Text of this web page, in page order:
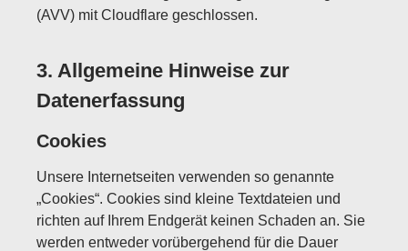
(AVV) mit Cloudflare geschlossen.
3. Allgemeine Hinweise zur
Datenerfassung
Cookies
Unsere Internetseiten verwenden so genannte
„Cookies“. Cookies sind kleine Textdateien und
richten auf Ihrem Endgerät keinen Schaden an. Sie
werden entweder vorübergehend für die Dauer